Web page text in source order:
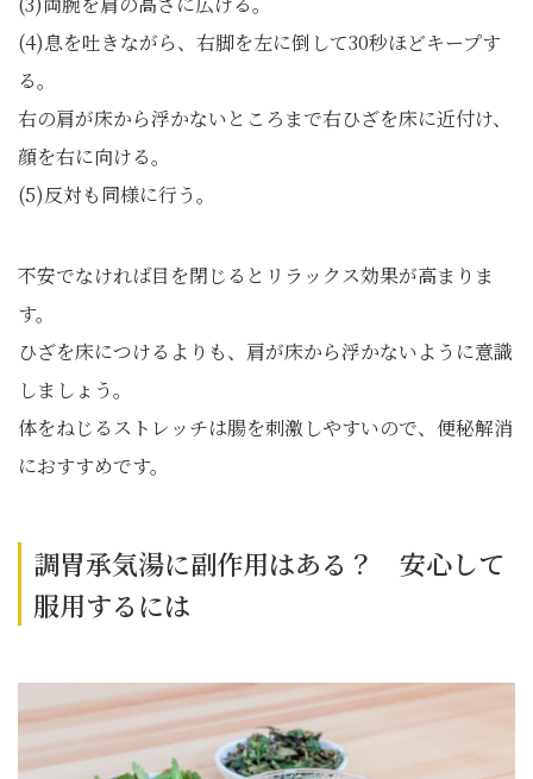
(4)息を吐きながら、右脚を左に倒して30秒ほどキープす
る。
右の肩が床から浮かないところまで右ひざを床に近付け、
顔を右に向ける。
(5)反対も同様に行う。
不安でなければ目を閉じるとリラックス効果が高まりま
す。
ひざを床につけるよりも、肩が床から浮かないように意識
しましょう。
体をねじるストレッチは腸を刺激しやすいので、便秘解消
におすすめです。
調胃承気湯に副作用はある？ 安心して
服用するには